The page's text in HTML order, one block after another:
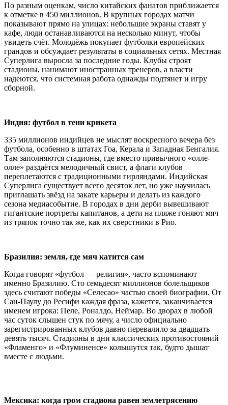
По разным оценкам, число китайских фанатов приближается
к отметке в 450 миллионов. В крупных городах матчи
показывают прямо на улицах: небольшие экраны ставят у
кафе, люди останавливаются на несколько минут, чтобы
увидеть счёт. Молодёжь покупает футболки европейских
грандов и обсуждает результаты в социальных сетях. Местная
Суперлига выросла за последние годы. Клубы строят
стадионы, нанимают иностранных тренеров, а власти
надеются, что системная работа однажды подтянет и игру
сборной.
Индия: футбол в тени крикета
335 миллионов индийцев не мыслят воскресного вечера без
футбола, особенно в штатах Гоа, Керала и Западная Бенгалия.
Там заполняются стадионы, где вместо привычного «олле-
олле» раздаётся мелодичный свист, а флаги клубов
переплетаются с традиционными гирляндами. Индийская
Суперлига существует всего десяток лет, но уже научилась
приглашать звёзд на закате карьеры и делать из каждого
сезона медиасобытие. В городах в дни дерби вывешивают
гигантские портреты капитанов, а дети на пляже гоняют мяч
из тряпок точно так же, как их сверстники в Рио.
Бразилия: земля, где мяч катится сам
Когда говорят «футбол — религия», часто вспоминают
именно Бразилию. Сто семьдесят миллионов болельщиков
здесь считают победы «Селесао» частью своей биографии. От
Сан-Паулу до Ресифи каждая фраза, кажется, заканчивается
именем игрока: Пеле, Роналдо, Неймар. Во дворах в любой
час суток слышен стук по мячу, а число официально
зарегистрированных клубов давно перевалило за двадцать
девять тысяч. Стадионы в дни классических противостояний
«Фламенго» и «Флуминенсе» колышутся так, будто дышат
вместе с людьми.
Мексика: когда гром стадиона равен землетрясению